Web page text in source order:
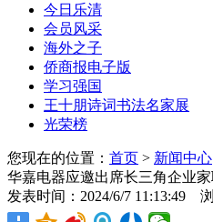
今日乐清
会员风采
海外之子
侨商报电子版
学习强国
王十朋诗词书法名家展
光荣榜
您现在的位置： 首页 > 新闻中心
华嘉电器应邀出席长三角企业
发表时间：2024/6/7 11:13:49